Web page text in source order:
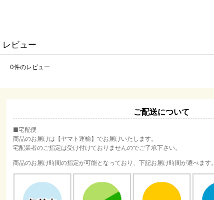
レビュー
0件のレビュー
ご配送について
■宅配便
商品のお届けは【ヤマト運輸】でお届けいたします。
宅配業者のご指定は受け付けておりませんのでご了承下さい。
商品のお届け時間の指定が可能となっており、下記お届け時間が選べます。